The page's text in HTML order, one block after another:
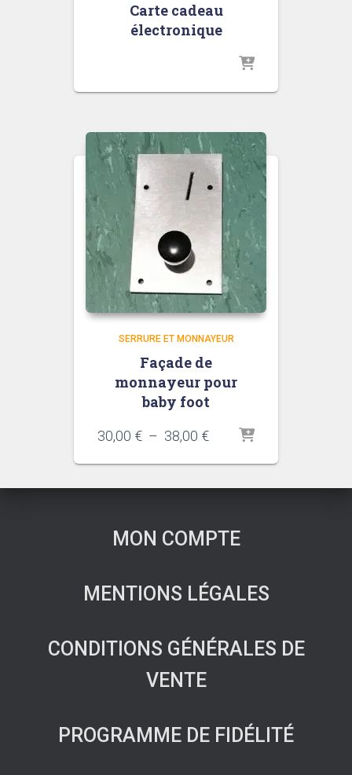
Carte cadeau
électronique
SERRURE ET MONNAYEUR
Façade de
monnayeur pour
baby foot
30,00 € – 38,00 €Plage
prix :
30,00 €
MON COMPTE
MENTIONS LÉGALES
CONDITIONS GÉNÉRALES DE
VENTE
PROGRAMME DE FIDÉLITÉ